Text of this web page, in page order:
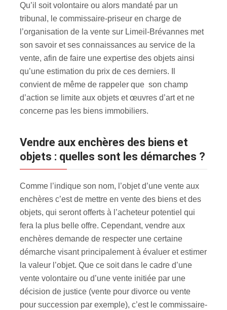
Qu’il soit volontaire ou alors mandaté par un
tribunal, le commissaire-priseur en charge de
l’organisation de la vente sur Limeil-Brévannes met
son savoir et ses connaissances au service de la
vente, afin de faire une expertise des objets ainsi
qu’une estimation du prix de ces derniers. Il
convient de même de rappeler que son champ
d’action se limite aux objets et œuvres d’art et ne
concerne pas les biens immobiliers.
Vendre aux enchères des biens et
objets : quelles sont les démarches ?
Comme l’indique son nom, l’objet d’une vente aux
enchères c’est de mettre en vente des biens et des
objets, qui seront offerts à l’acheteur potentiel qui
fera la plus belle offre. Cependant, vendre aux
enchères demande de respecter une certaine
démarche visant principalement à évaluer et estimer
la valeur l’objet. Que ce soit dans le cadre d’une
vente volontaire ou d’une vente initiée par une
décision de justice (vente pour divorce ou vente
pour succession par exemple), c’est le commissaire-